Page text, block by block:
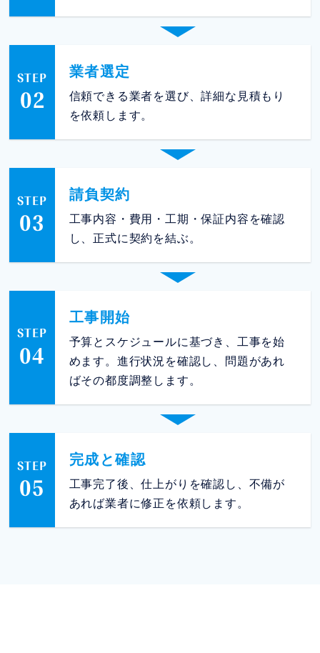
STEP
02
業者選定
信頼できる業者を選び、詳細な見積もり
を依頼します。
STEP
03
請負契約
工事内容・費用・工期・保証内容を確認
し、正式に契約を結ぶ。
STEP
04
工事開始
予算とスケジュールに基づき、工事を始
めます。進行状況を確認し、問題があれ
ばその都度調整します。
STEP
05
完成と確認
工事完了後、仕上がりを確認し、不備が
あれば業者に修正を依頼します。